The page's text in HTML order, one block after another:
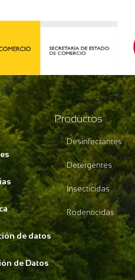
de datos
de Datos
Productos
Desinfectantes
Detergentes
Insecticidas
Rodenticidas